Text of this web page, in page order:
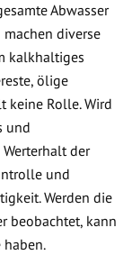
Abwasser
machen diverse
kalkhaltiges
ölige
keine Rolle. Wird
und
Werterhalt der
und
Werden die
beobachtet, kann